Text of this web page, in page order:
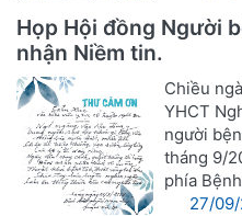
Họp Hội đồng Người
nhận Niềm tin.
Chiều
YHCT
người
tháng 9/
phía Bệnh
27/09/